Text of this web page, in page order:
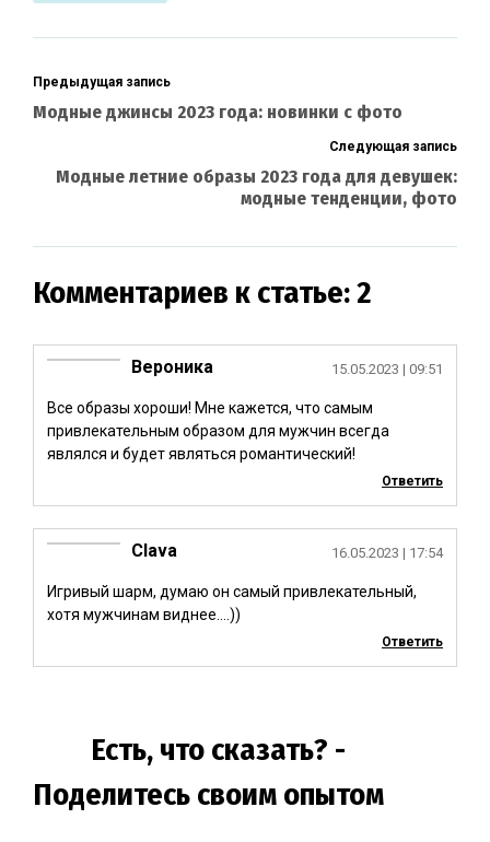
Предыдущая запись
Модные джинсы 2023 года: новинки с фото
Следующая запись
Модные летние образы 2023 года для девушек:
модные тенденции, фото
Комментариев к статье: 2
Вероника 15.05.2023 | 09:51
Все образы хороши! Мне кажется, что самым
привлекательным образом для мужчин всегда
являлся и будет являться романтический!
Ответить
Clava 16.05.2023 | 17:54
Игривый шарм, думаю он самый привлекательный,
хотя мужчинам виднее….))
Ответить
Есть, что сказать? -
Поделитесь своим опытом